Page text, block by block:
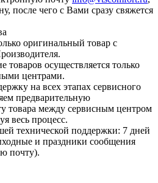
после чего с Вами сразу свяжется
оригинальный товар с
товаров осуществляется только
центрами.
на всех этапах сервисного
предварительную
товара между сервисным центром
весь процесс.
технической поддержки: 7 дней
и праздники сообщения
почту).